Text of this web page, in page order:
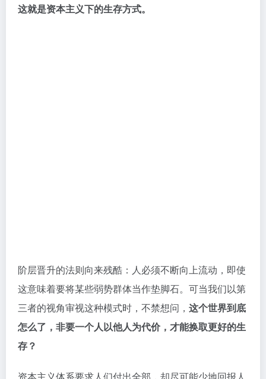
这就是资本主义下的生存方式。
存？
资本主义体系要求人们付出全部，却尽可能少地回报人
们，并根据一个人是否能高效、有效地生产来衡量所有
人的价值。